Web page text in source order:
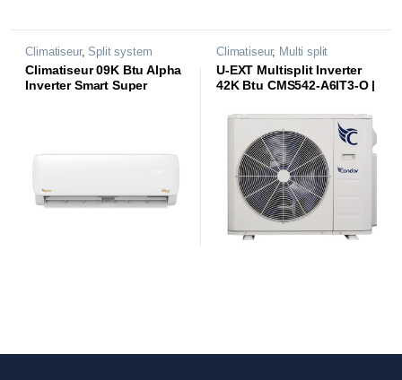
Climatiseur, Split system
Climatiseur 09K Btu Alpha
Inverter Smart Super
Climatiseur, Multi split
U-EXT Multisplit Inverter
42K Btu CMS542-A6IT3-O |